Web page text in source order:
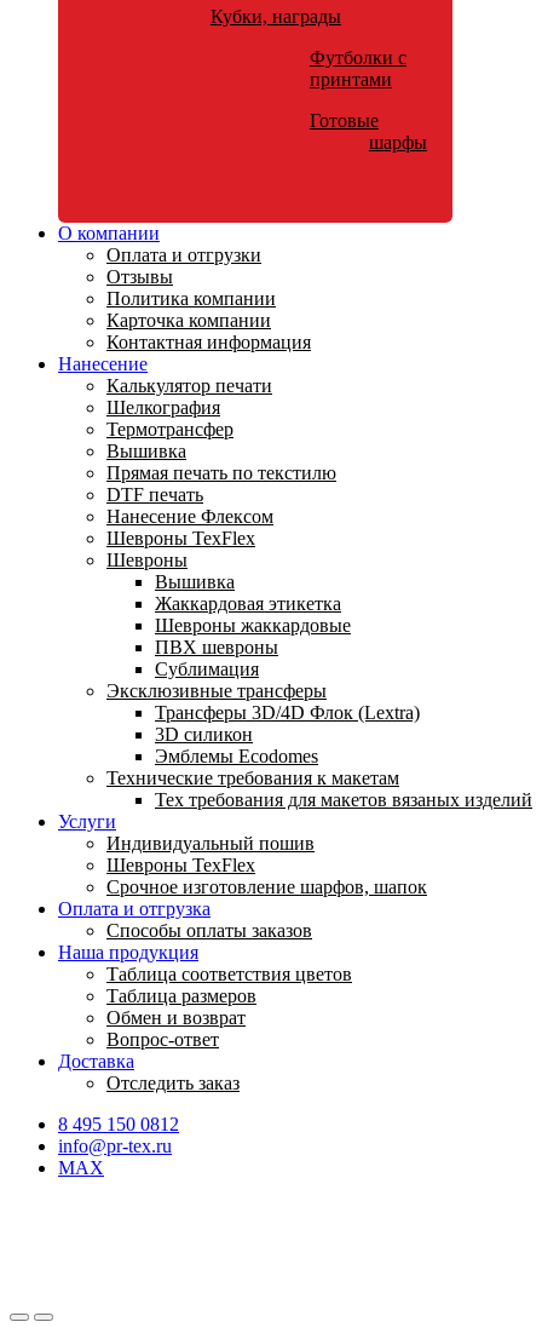
Кубки, награды
Футболки с
принтами
Готовые
шарфы
О компании
Оплата и отгрузки
Отзывы
Политика компании
Карточка компании
Контактная информация
Нанесение
Калькулятор печати
Шелкография
Термотрансфер
Вышивка
Прямая печать по текстилю
DTF печать
Нанесение Флексом
Шевроны TexFlex
Шевроны
Вышивка
Жаккардовая этикетка
Шевроны жаккардовые
ПВХ шевроны
Сублимация
Эксклюзивные трансферы
Трансферы 3D/4D Флок (Lextra)
3D силикон
Эмблемы Ecodomes
Технические требования к макетам
Тех требования для макетов вязаных изделий
Услуги
Индивидуальный пошив
Шевроны TexFlex
Срочное изготовление шарфов, шапок
Оплата и отгрузка
Способы оплаты заказов
Наша продукция
Таблица соответствия цветов
Таблица размеров
Обмен и возврат
Вопрос-ответ
Доставка
Отследить заказ
8 495 150 0812
info@pr-tex.ru
MAX